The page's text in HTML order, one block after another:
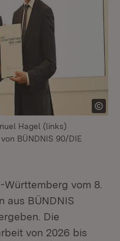
Hagel (links)
BÜNDNIS 90/DIE
vom 8.
aus BÜNDNIS
Die
von 2026 bis